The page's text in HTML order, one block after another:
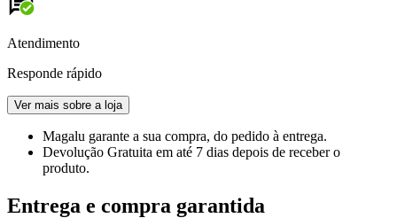
Atendimento
Responde rápido
Ver mais sobre a loja
Magalu garante a sua compra, do pedido à entrega.
Devolução Gratuita em até 7 dias depois de receber o
produto.
Entrega e compra garantida